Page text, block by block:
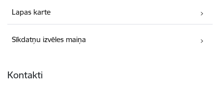
Lapas karte
Sīkdatņu izvēles maiņa
Kontakti